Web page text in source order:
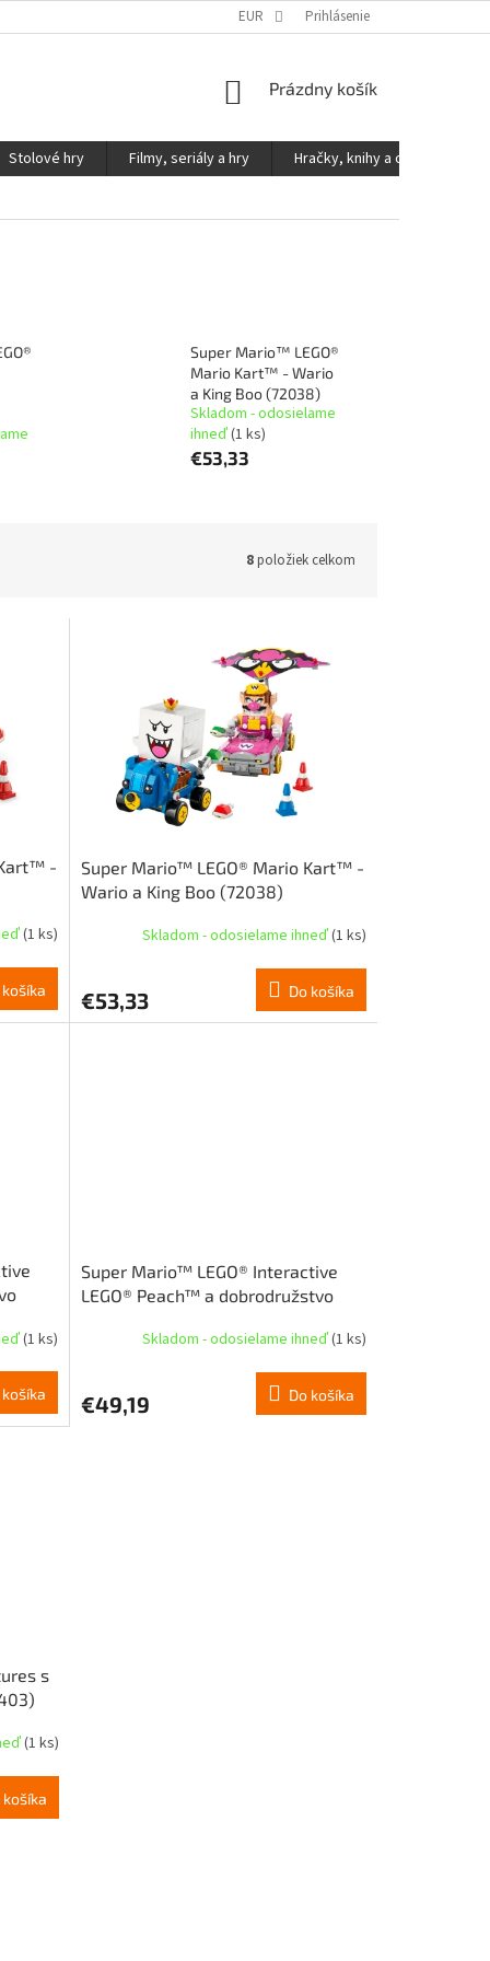
PODMIENKY OCHRANY OSOBNÝCH ÚDAJOV
EUR Prihlásenie
NÁKUPNÝ
Prázdny košík
Stolové hry Filmy, seriály a hry
Hračky, knihy a ostatné
Super Mario™ LEGO®
Mario Kart™ - Wario
a King Boo (72038)
Skladom - odosielame
ihneď(1 ks)
€53,33
8položiek celkom
-
(1 ks)
košíka
Super Mario™ LEGO® Mario Kart™ -
Wario a King Boo (72038)
Skladom - odosielame ihneď(1 ks)
€53,33 Do košíka
(1 ks)
košíka
Super Mario™ LEGO® Interactive
LEGO® Peach™ a dobrodružstvo
Skladom - odosielame ihneď(1 ks)
€49,19 Do košíka
s
(1 ks)
košíka